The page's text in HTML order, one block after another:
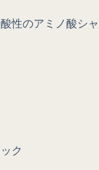
性のアミノ酸シャ
ク